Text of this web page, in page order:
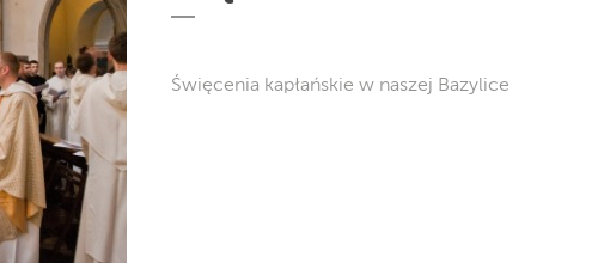
Święcenia kapłańskie w naszej Bazylice